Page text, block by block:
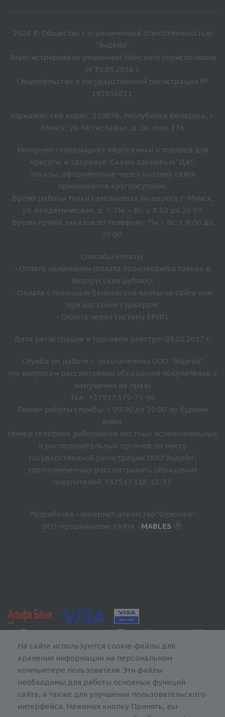
2026 © Общество с ограниченной ответственностью
"Яндейл".
Зарегистрировано решением Минского горисполкома
от 31.05.2016 г.
Свидетельство о государственной регистрации №
192656821.
Юридический адрес: 220076, Республика Беларусь, г.
Минск, ул. Мстиславца, д. 18, пом. 376
Интернет-гипермаркет медтехники и товаров для
красоты и здоровья "Скажи здоровью "Да!".
Заказы, оформленные через корзину сайта
принимаются круглосуточно.
Время работы точки самовывоза по адресу г. Минск,
ул. Академическая, д. 7: Пн – Вс: с 8:30 до 20:30.
Время прёма заказов по телефону: Пн – Вс: с 9:00 до
20:00.
Способы оплаты:
- Оплата наличными (оплата производится только в
белорусских рублях);
- Оплата с помощью банковской карты на сайте или
при доставке курьером;
- Оплата через систему ЕРИП.
Дата регистрации в торговом реестре: 03.02.2017 г.
Служба по работе с покупателями ООО "Яндейл"
(по вопросам рассмотрения обращений покупателей о
нарушении их прав)
Тел.: +37517 375-71-90
Режим работы службы: с 09:00 до 20:00 по будним
дням.
Номер телефона работников местных исполнительных
и распорядительных органов по месту
государственной регистрации ООО"Яндейл",
уполномоченных рассматривать обращения
покупателей: +37517 318-13-33.
Разработка - интернет-агентство "Giperlink"
SEO-продвижение сайта - MABLES
На сайте используются cookie-файлы для
хранения информации на персональном
компьютере пользователя. Эти файлы
необходимы для работы основных функций
сайта, а также для улучшения пользовательского
интерфейса. Нажимая кнопку Принять, вы